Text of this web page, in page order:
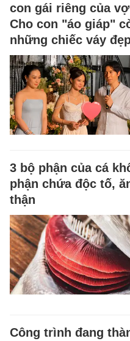
con gái riêng của
Cho con "áo giáp"
những chiếc váy
3 bộ phận của cá
phận chứa độc tố,
thận
Công trình đang